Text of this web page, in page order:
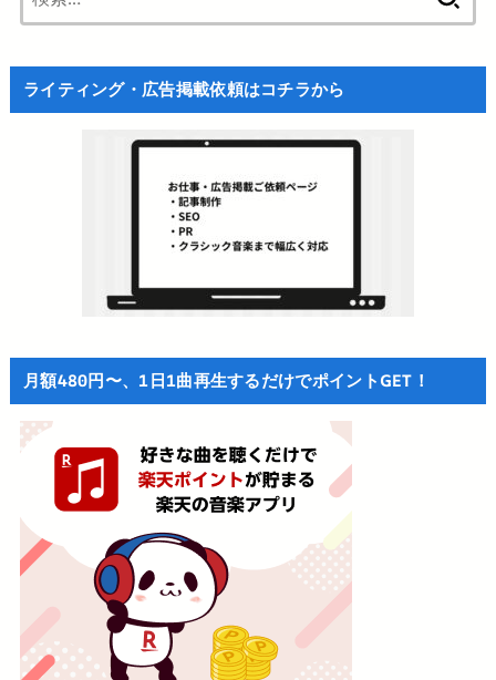
ライティング・広告掲載依頼はコチラから
月額480円〜、1日1曲再生するだけでポイントGET！